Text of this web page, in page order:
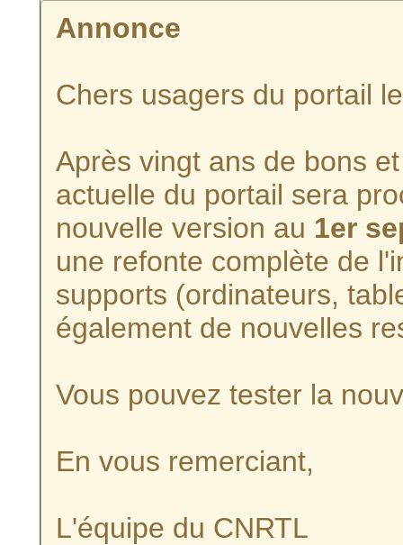
Annonce
Chers usagers du portail
Après vingt ans de bons
actuelle du portail sera
nouvelle version au 1er
une refonte complète de
supports (ordinateurs,
également de nouvelles
Vous pouvez tester la
En vous remerciant,
L'équipe du CNRTL